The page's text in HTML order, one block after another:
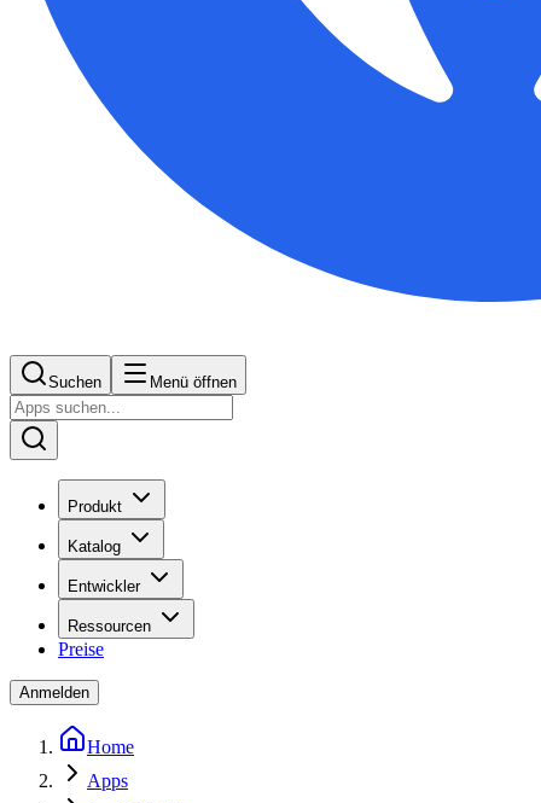
Suchen Menü öffnen
Produkt
Katalog
Entwickler
Ressourcen
Preise
Anmelden
Home
Apps